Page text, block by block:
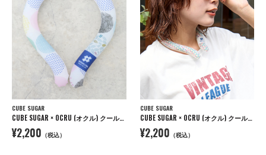
CUBE SUGAR
CUBE SUGAR × OCRU (オクル) クールリング
¥2,200 （税込）
CUBE SUGAR
CUBE SUGAR × OCRU (オクル) クールリング
¥2,200 （税込）